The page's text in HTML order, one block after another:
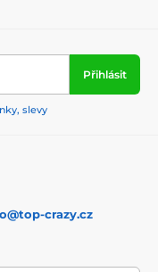
Přihlásit
slevy
crazy.cz